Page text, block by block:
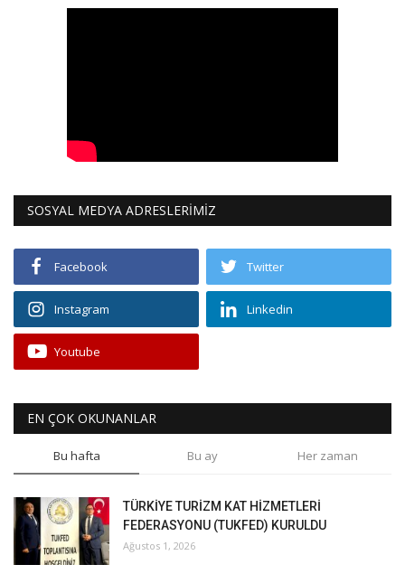
SOSYAL MEDYA ADRESLERİMİZ
Facebook Twitter
Instagram Linkedin
Youtube
EN ÇOK OKUNANLAR
Bu hafta Bu ay Her zaman
TÜRKİYE TURİZM KAT HİZMETLERİ
FEDERASYONU (TUKFED) KURULDU
Ağustos 1, 2026